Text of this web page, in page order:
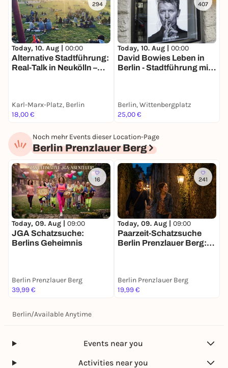
294
Today, 10. Aug | 00:00
Alternative Stadtführung:
Real-Talk in Neukölln –
Karl-Marx-Platz, Berlin
18,00 €
407
Today, 10. Aug | 00:00
David Bowies Leben in
Berlin - Stadtführung mit
Berlin, Wittenbergplatz
25,00 €
Noch mehr Events dieser Location-Page
Berlin Prenzlauer Berg
16
Today, 09. Aug | 09:00
JGA Schatzsuche:
Berlins Geheimnis
Berlin Prenzlauer Berg
39,99 €
241
Today, 09. Aug | 09:00
Paarzeit-Schatzsuche
Berlin Prenzlauer Berg:
Berlin Prenzlauer Berg
19,99 €
Berlin/Available Anytime
Events near you
Activities near you